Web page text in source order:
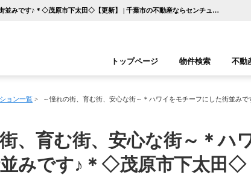
～憧れの街、育む街、安心な街～＊ハワイをモチーフにした街並みです♪＊◇茂原市下太田◇【更新】 | 千葉市の不動産ならセンチュリー21千葉リアルティー
トップページ 物件検索
千葉エリア 木更津エ
不動
ョン一覧 > ～憧れの街、育む街、安心な街～＊ハワイをモチーフにした街並み
、育む街、安心な街～＊ハ
みです♪＊◇茂原市下太田◇